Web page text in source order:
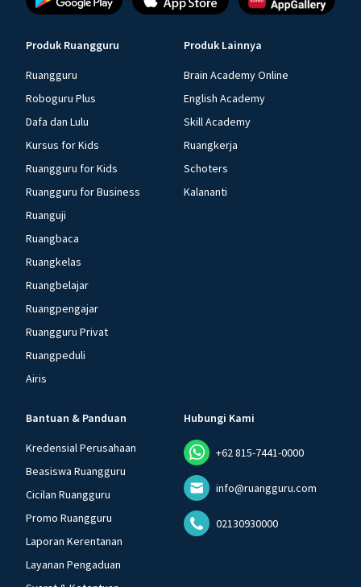
Produk Ruangguru
Ruangguru
Roboguru Plus
Dafa dan Lulu
Kursus for Kids
Ruangguru for Kids
Ruangguru for Business
Ruanguji
Ruangbaca
Ruangkelas
Ruangbelajar
Ruangpengajar
Ruangguru Privat
Ruangpeduli
Airis
Produk Lainnya
Brain Academy Online
English Academy
Skill Academy
Ruangkerja
Schoters
Kalananti
Bantuan & Panduan
Kredensial Perusahaan
Beasiswa Ruangguru
Cicilan Ruangguru
Promo Ruangguru
Laporan Kerentanan
Layanan Pengaduan
Hubungi Kami
+62 815-7441-0000
info@ruangguru.com
02130930000